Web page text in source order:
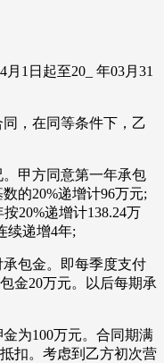
1日起至20_ 年03月31
，在同等条件下，乙
甲方同意第一年承包
的20%递增计96万元;
20%递增计138.24万
续递增4年;
包金。即每季度支付
金20万元。以后每期承
为100万元。合同期满
扣。考虑到乙方初次营